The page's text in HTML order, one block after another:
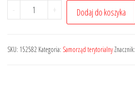
-
ilość
Orzecznictwo
Najwyższego.
+ Dodaj do koszyka
SKU: 152582 Kategoria: Samorząd terytorialny Znacznik: